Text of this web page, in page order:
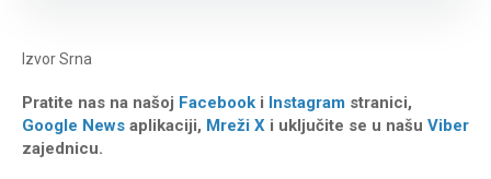
IzvorSrna
Pratite nas na našoj Facebook i Instagram stranici,
Google News aplikaciji, Mreži X i uključite se u našu Viber
zajednicu.